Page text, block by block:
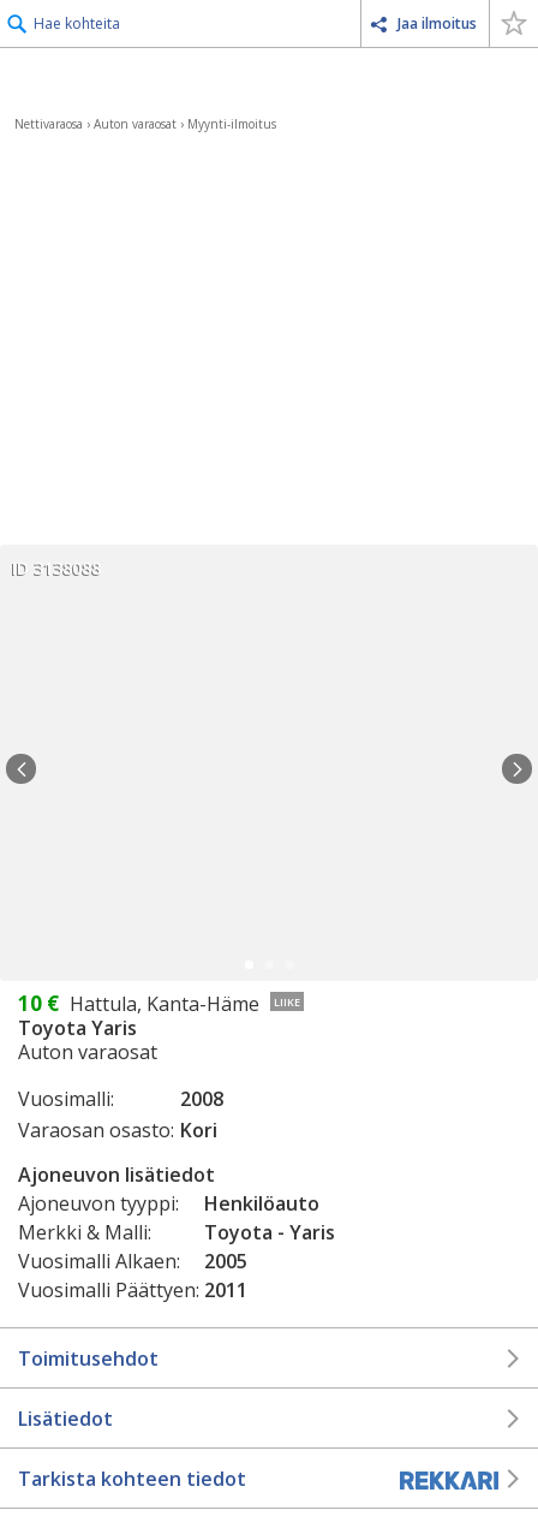
Hae kohteita Jaa ilmoitus
Nettivaraosa › Auton varaosat › Myynti-ilmoitus
ID 3138088
10 € Hattula, Kanta-Häme LIIKE
Toyota Yaris
Auton varaosat
Vuosimalli:
2008
Varaosan osasto: Kori
Ajoneuvon lisätiedot
Ajoneuvon tyyppi:
Henkilöauto
Merkki & Malli:
Toyota - Yaris
Vuosimalli Alkaen:
2005
Vuosimalli Päättyen: 2011
Toimitusehdot
Lisätiedot
Tarkista kohteen tiedot